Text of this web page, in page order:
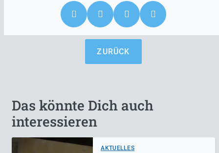
ZURÜCK
Das könnte Dich auch
interessieren
AKTUELLES